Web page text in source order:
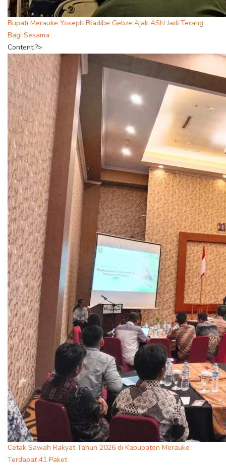
Bupati Merauke Yoseph Bladibe Gebze Ajak ASN Jadi Terang
Bagi Sesama
Content;?>
Cetak Sawah Rakyat Tahun 2026 di Kabupaten Merauke
Terdapat 41 Paket